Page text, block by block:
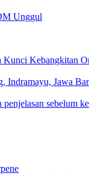
Unggul
Kunci Kebangkitan